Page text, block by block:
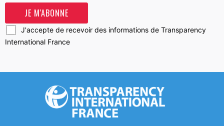
J'accepte de recevoir des informations de Transparency
International France